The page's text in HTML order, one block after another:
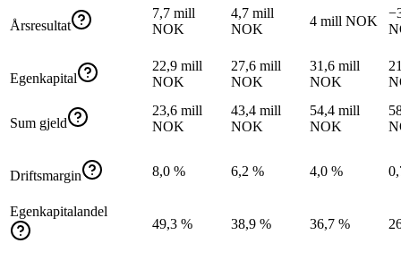
Årsresultat
7,7 mill
NOK
4,7 mill
NOK
4 mill NOK
Egenkapital
22,9 mill
NOK
27,6 mill
NOK
31,6 mill
NOK
Sum gjeld
23,6 mill
NOK
43,4 mill
NOK
54,4 mill
NOK
Driftsmargin 8,0 % 6,2 % 4,0 %
Egenkapitalandel
49,3 %
38,9 % 36,7 %